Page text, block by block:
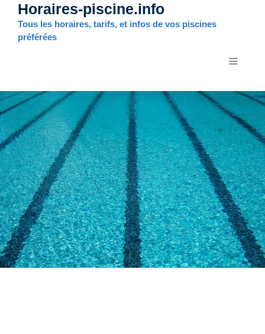
Aller
contenu
Horaires-piscine.info
Tous les horaires, tarifs, et infos de vos piscines
préférées
MENU